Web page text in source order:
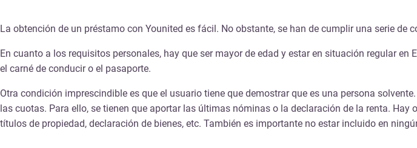
La obtención de un préstamo con Younited es fácil. No obstante, se han de cumplir una serie de
En cuanto a los requisitos personales, hay que ser mayor de edad y estar en situación regular
el carné de conducir o el pasaporte.
Otra condición imprescindible es que el usuario tiene que demostrar que es una persona
las cuotas. Para ello, se tienen que aportar las últimas nóminas o la declaración de la renta.
títulos de propiedad, declaración de bienes, etc. También es importante no estar incluido en